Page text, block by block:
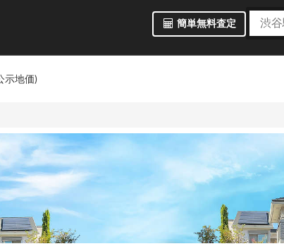
簡単無料査定
示地価)